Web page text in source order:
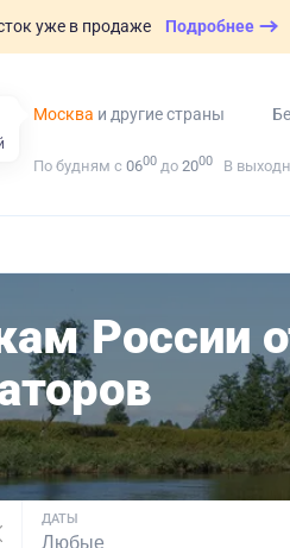
уже в продаже Подробнее
Москва и другие страны
По будням с 0600 до 2000 В
России
ДАТЫ